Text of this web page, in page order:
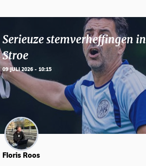
Serieuze stemverheffingen in
Stroe
09 JULI 2026 - 10:15
Floris Roos